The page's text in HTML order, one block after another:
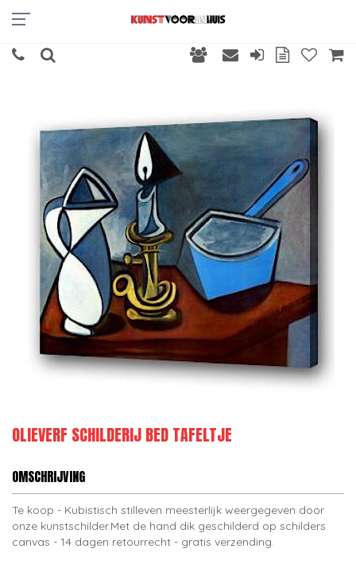
OLIEVERF SCHILDERIJ BED TAFELTJE
OMSCHRIJVING
Te koop - Kubistisch stilleven meesterlijk weergegeven door
onze kunstschilder.Met de hand dik geschilderd op schilders
canvas - 14 dagen retourrecht - gratis verzending.